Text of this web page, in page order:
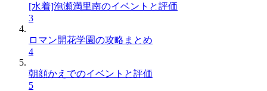
[水着]泡瀬満里南のイベントと評価
3
ロマン開花学園の攻略まとめ
4
朝顔かえでのイベントと評価
5